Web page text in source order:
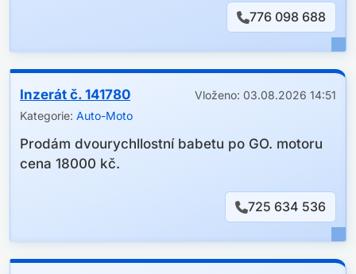
vybitých baterií. Režim zimního nabíjení při
nízkých venkovních teplotách. Ochrana proti
přepólování, zkratu a přetížení. Dlouhodobé
připojení pro udržení stavu nabití bez tvorby
sulfátů.
Včetně úložného pouzdra.
Cena 400,- Kč.
776 098 688
Inzerát č. 141780
Vloženo: 03.08.2026 14:51
Kategorie: Auto-Moto
Prodám dvourychllostní babetu po GO. motoru
cena 18000 kč.
725 634 536